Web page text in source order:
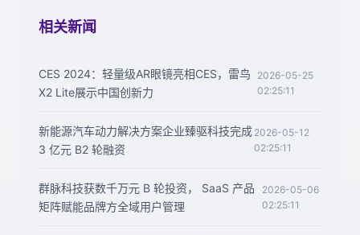
相关新闻
CES 2024：轻量级AR眼镜亮相CES，雷鸟
X2 Lite展示中国创新力
2026-05-25
02:25:11
新能源汽车动力解决方案企业臻驱科技完成
3 亿元 B2 轮融资
2026-05-12
02:25:11
群脉科技获数千万元 B 轮投资， SaaS 产品
矩阵赋能品牌方全域用户管理
2026-05-06
02:25:11